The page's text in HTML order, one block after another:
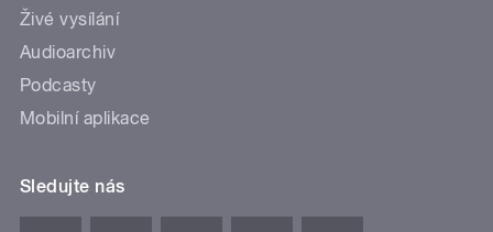
Živé vysílání
Audioarchiv
Podcasty
Mobilní aplikace
Sledujte nás